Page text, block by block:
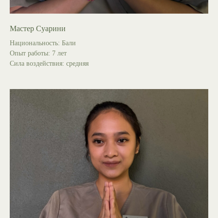
Мастер Суарини
Национальность: Бали
Опыт работы: 7 лет
Сила воздействия: средняя